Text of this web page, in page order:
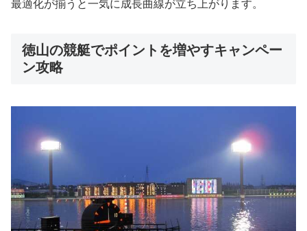
最適化が揃うと一気に成長曲線が立ち上がります。
徳山の競艇でポイントを増やすキャンペー
ン攻略